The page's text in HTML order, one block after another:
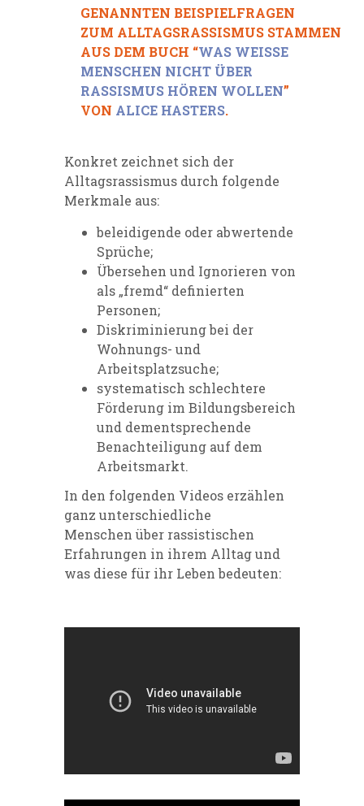
GENANNTEN BEISPIELFRAGEN
ZUM ALLTAGSRASSISMUS STAMMEN
AUS DEM BUCH “WAS WEISSE
MENSCHEN NICHT ÜBER
RASSISMUS HÖREN WOLLEN”
VON ALICE HASTERS.
Konkret zeichnet sich der
Alltagsrassismus durch folgende
Merkmale aus:
beleidigende oder abwertende
Sprüche;
Übersehen und Ignorieren von
als „fremd“ definierten
Personen;
Diskriminierung bei der
Wohnungs- und
Arbeitsplatzsuche;
systematisch schlechtere
Förderung im Bildungsbereich
und dementsprechende
Benachteiligung auf dem
Arbeitsmarkt.
In den folgenden Videos erzählen
ganz unterschiedliche
Menschen über rassistischen
Erfahrungen in ihrem Alltag und
was diese für ihr Leben bedeuten: